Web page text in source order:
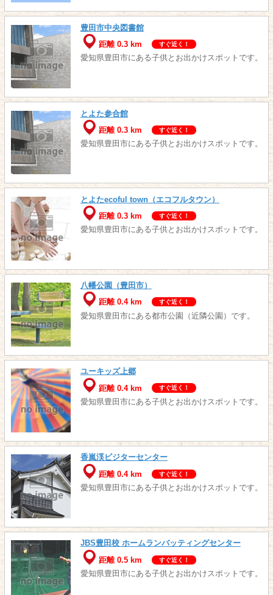
豊田市中央図書館
距離 0.3 km
すぐ近く！
愛知県豊田市にある子供とお出かけスポットです。
とよた参合館
距離 0.3 km
すぐ近く！
愛知県豊田市にある子供とお出かけスポットです。
とよたecoful town（エコフルタウン）
距離 0.3 km
すぐ近く！
愛知県豊田市にある子供とお出かけスポットです。
八幡公園（豊田市）
距離 0.4 km
すぐ近く！
愛知県豊田市にある都市公園（近隣公園）です。
ユーキッズ上郷
距離 0.4 km
すぐ近く！
愛知県豊田市にある子供とお出かけスポットです。
香嵐渓ビジターセンター
距離 0.4 km
すぐ近く！
愛知県豊田市にある子供とお出かけスポットです。
JBS豊田校 ホームランバッティングセンター
距離 0.5 km
すぐ近く！
愛知県豊田市にある子供とお出かけスポットです。